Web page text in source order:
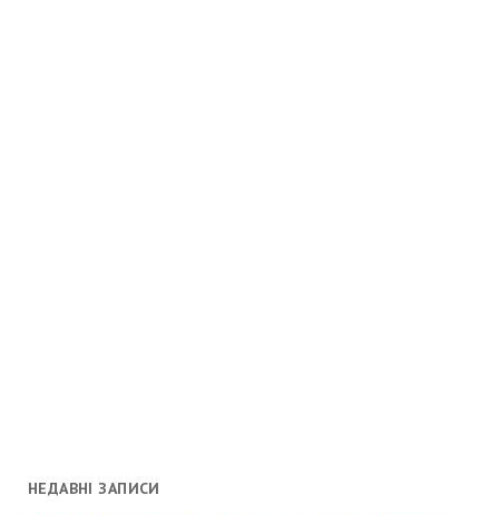
НЕДАВНІ ЗАПИСИ